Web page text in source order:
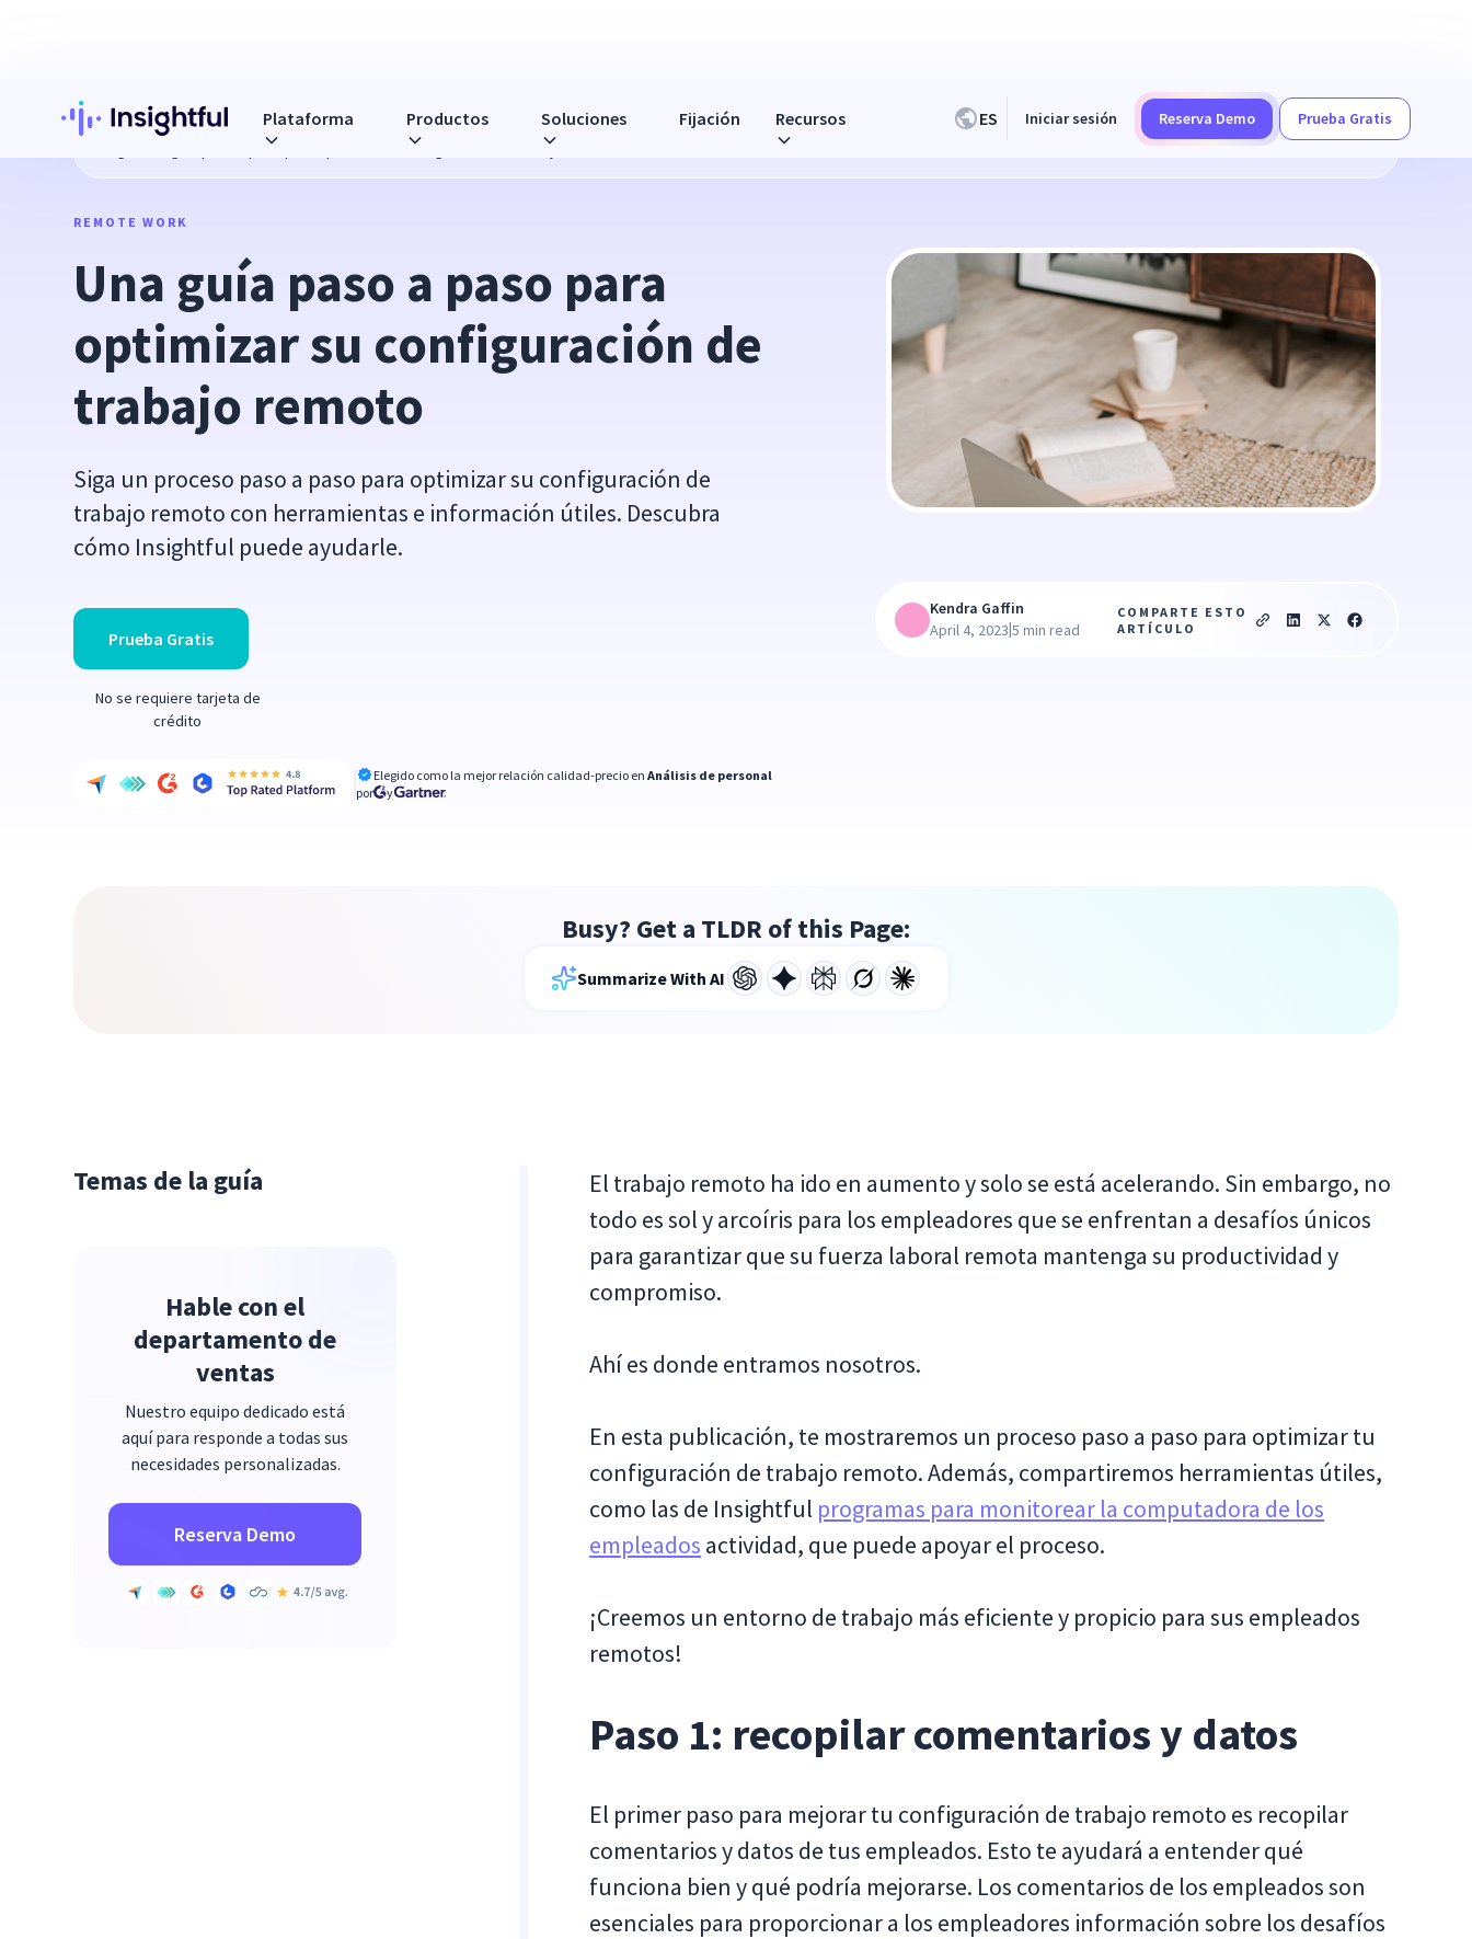
Plataforma Productos Soluciones Fijación Recursos ES Iniciar sesión Reserva Demo
Prueba Gratis
Una guía paso a paso para optimizar su configuración de trabajo remoto
REMOTE WORK
Una guía paso a paso para
optimizar su configuración de
trabajo remoto
Siga un proceso paso a paso para optimizar su configuración de
trabajo remoto con herramientas e información útiles. Descubra
cómo Insightful puede ayudarle.
Prueba Gratis
No se requiere tarjeta de
crédito
Elegido como la mejor relación calidad-precio enAnálisis de personal
por
y
Kendra Gaffin
April 4, 2023|5 min read
COMPARTE ESTO
ARTÍCULO
Busy? Get a TLDR of this Page:
Summarize With AI
Temas de la guía
Hable con el
departamento de
ventas
Nuestro equipo dedicado está
aquí para responde a todas sus
necesidades personalizadas.
Reserva Demo
El trabajo remoto ha ido en aumento y solo se está acelerando. Sin embargo, no
todo es sol y arcoíris para los empleadores que se enfrentan a desafíos únicos
para garantizar que su fuerza laboral remota mantenga su productividad y
compromiso.
Ahí es donde entramos nosotros.
En esta publicación, te mostraremos un proceso paso a paso para optimizar tu
configuración de trabajo remoto. Además, compartiremos herramientas útiles,
como las de Insightful programas para monitorear la computadora de los
empleados actividad, que puede apoyar el proceso.
¡Creemos un entorno de trabajo más eficiente y propicio para sus empleados
remotos!
Paso 1: recopilar comentarios y datos
El primer paso para mejorar tu configuración de trabajo remoto es recopilar
comentarios y datos de tus empleados. Esto te ayudará a entender qué
funciona bien y qué podría mejorarse. Los comentarios de los empleados son
esenciales para proporcionar a los empleadores información sobre los desafíos